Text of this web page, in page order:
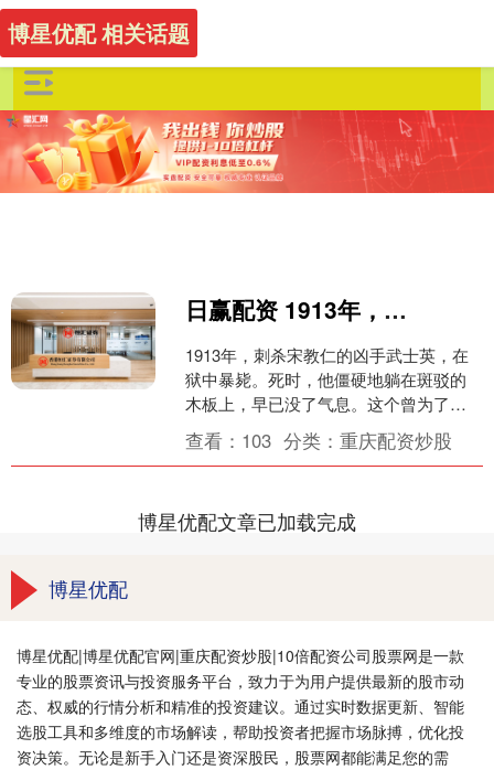
博星优配 相关话题
日赢配资 1913年，刺杀宋教仁的凶手武士英，在狱中暴毙。死时，他僵硬地躺在斑
1913年，刺杀宋教仁的凶手武士英，在
狱中暴毙。死时，他僵硬地躺在斑驳的
木板上，早已没了气息。这个曾为了一
千大洋，便无耻行刺宋教仁的亡命之
徒，他亲手断了民国最后....
查看： 103 分类：重庆配资炒股
博星优配文章已加载完成
博星优配
博星优配|博星优配官网|重庆配资炒股|10倍配资公司股票网是一款
专业的股票资讯与投资服务平台，致力于为用户提供最新的股市动
态、权威的行情分析和精准的投资建议。通过实时数据更新、智能
选股工具和多维度的市场解读，帮助投资者把握市场脉搏，优化投
资决策。无论是新手入门还是资深股民，股票网都能满足您的需